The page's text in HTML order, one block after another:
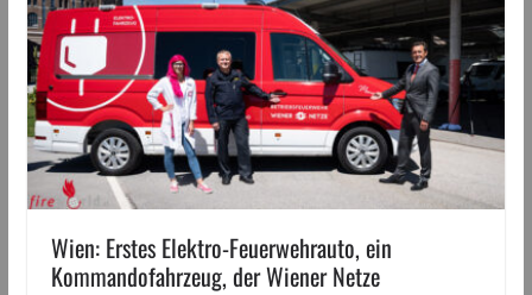
Wien: Erstes Elektro-Feuerwehrauto, ein
Kommandofahrzeug, der Wiener Netze